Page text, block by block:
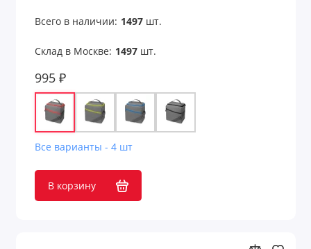
Всего в наличии: 1497шт.
Склад в Москве: 1497шт.
995 ₽
Все варианты - 4 шт
В корзину